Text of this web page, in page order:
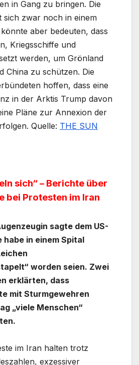
in Gang zu bringen. Die
sich zwar noch in einem
aber bedeuten, dass
Kriegsschiffe und
werden, um Grönland
China zu schützen. Die
hoffen, dass eine
in der Arktis Trump davon
Pläne zur Annexion der
Quelle: THE SUN
sich“ – Berichte über
bei Protesten im Iran
sagte dem US-
habe in einem Spital
worden seien. Zwei
erklärten, dass
mit Sturmgewehren
„viele Menschen“
im Iran halten trotz
exzessiver